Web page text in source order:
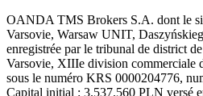
OANDA TMS Brokers S.A. dont le
Varsovie, Warsaw UNIT,
enregistrée par le tribunal de district
Varsovie, XIIIe division commerciale
sous le numéro KRS 0000204776,
Capital initial : 3.537.560 PLN versé